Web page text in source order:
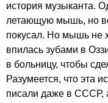
история музыканта.
летающую мышь, но
покусал. Но мышь не
впилась зубами в
в больницу, чтобы
Разумеется, что эта
писали даже в СССР,